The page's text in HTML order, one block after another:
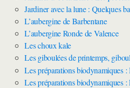
Jardiner avec la lune : Quelques
L’aubergine de Barbentane
L’aubergine Ronde de Valence
Les choux kale
Les giboulées de printemps,
Les préparations biodynamiques :
Les préparations biodynamiques